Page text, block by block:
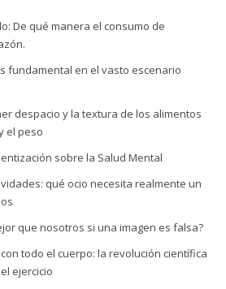
De qué manera el consumo de
fundamental en el vasto escenario
despacio y la textura de los alimentos
el peso
sobre la Salud Mental
qué ocio necesita realmente un
que nosotros si una imagen es falsa?
con todo el cuerpo: la revolución científica
ejercicio